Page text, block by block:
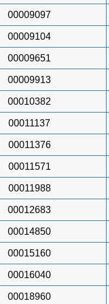
00009097
00009104
00009651
00009913
00010382
00011137
00011376
00011571
00011988
00012683
00014850
00015160
00016040
00018960